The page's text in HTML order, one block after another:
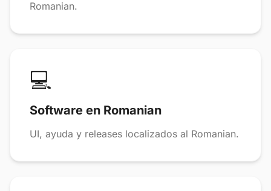
Romanian.
💻
Software en Romanian
UI, ayuda y releases localizados al Romanian.